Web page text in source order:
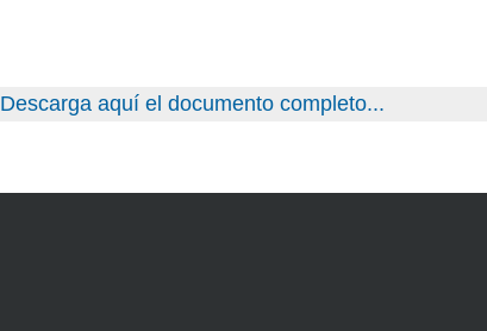
Descarga aquí el documento completo...